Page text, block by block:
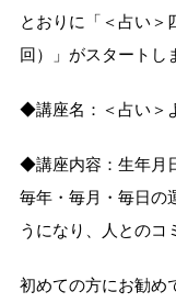
とおりに「＜占い＞
回）」がスタートし
◆講座名：＜占い＞
◆講座内容：生年月
毎年・毎月・毎日の
うになり、人とのコ
初めての方にお勧め